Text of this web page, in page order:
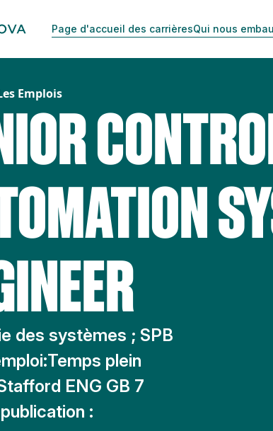
Page d'accueil des carrièresQui nous
Emplois
des systèmes ; SPB
Temps plein
ENG GB 7
: